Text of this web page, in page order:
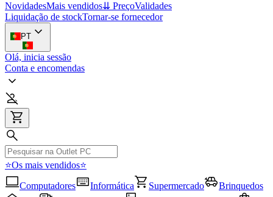
NovidadesMais vendidos⇊ PreçoValidades
Liquidação de stockTornar-se fornecedor
PT
Olá, inicia sessão
Conta e encomendas
⭐Os mais vendidos⭐
Computadores
Informática Supermercado
Brinquedos